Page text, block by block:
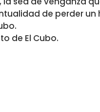
de perder un
de El Cubo.